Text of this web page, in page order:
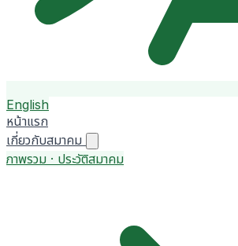
English
หน้าแรก
เกี่ยวกับสมาคม
ภาพรวม · ประวัติสมาคม